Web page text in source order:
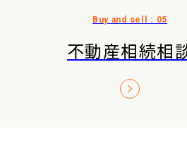
不動産相続相